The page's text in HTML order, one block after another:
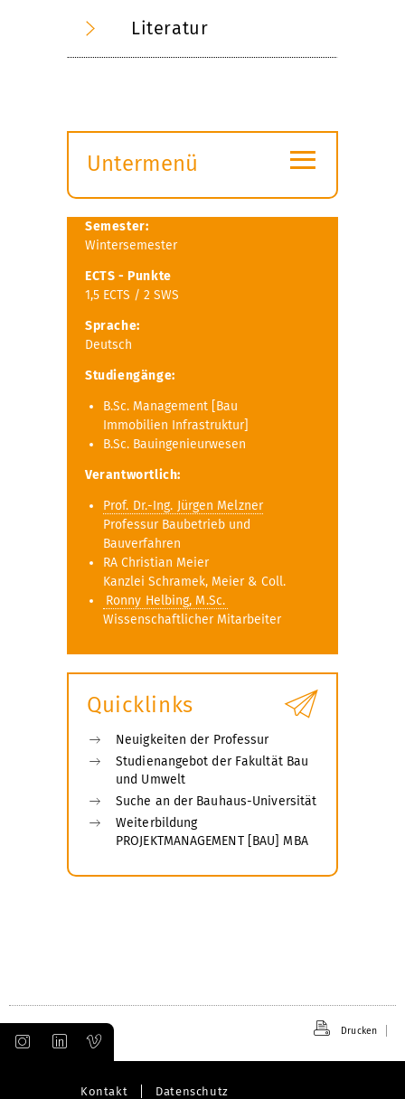
Literatur
Untermenü
öffnen
≡
Semester:
Wintersemester
ECTS - Punkte
1,5 ECTS / 2 SWS
Sprache:
Deutsch
Studiengänge:
B.Sc. Management [Bau
Immobilien Infrastruktur]
B.Sc. Bauingenieurwesen
Verantwortlich:
Prof. Dr.-Ing. Jürgen Melzner
Professur Baubetrieb und
Bauverfahren
RA Christian Meier
Kanzlei Schramek, Meier & Coll.
Ronny Helbing, M.Sc.
Wissenschaftlicher Mitarbeiter
Quicklinks
Neuigkeiten der Professur
Studienangebot der Fakultät Bau
und Umwelt
Suche an der Bauhaus-Universität
Weiterbildung
PROJEKTMANAGEMENT [BAU] MBA
Drucken
Kontakt Datenschutz